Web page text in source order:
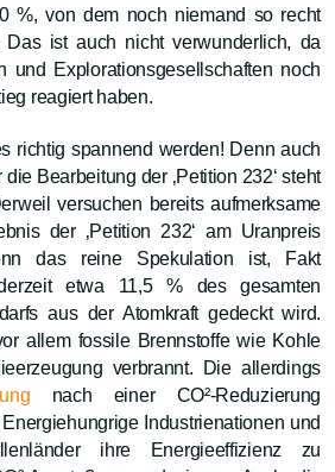
%, von dem noch niemand so recht
Das ist auch nicht verwunderlich, da
und Explorationsgesellschaften noch
reagiert haben.
richtig spannend werden! Denn auch
Bearbeitung der ‚Petition 232‘ steht
versuchen bereits aufmerksame
der ‚Petition 232‘ am Uranpreis
das reine Spekulation ist, Fakt
etwa 11,5 % des gesamten
aus der Atomkraft gedeckt wird.
allem fossile Brennstoffe wie Kohle
verbrannt. Die allerdings
nach einer CO²-Reduzierung
Industrienationen und
ihre Energieeffizienz zu